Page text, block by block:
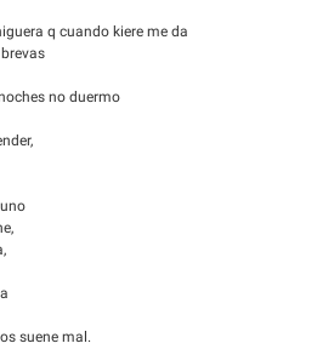
q cuando kiere me da
no duermo
suene mal.